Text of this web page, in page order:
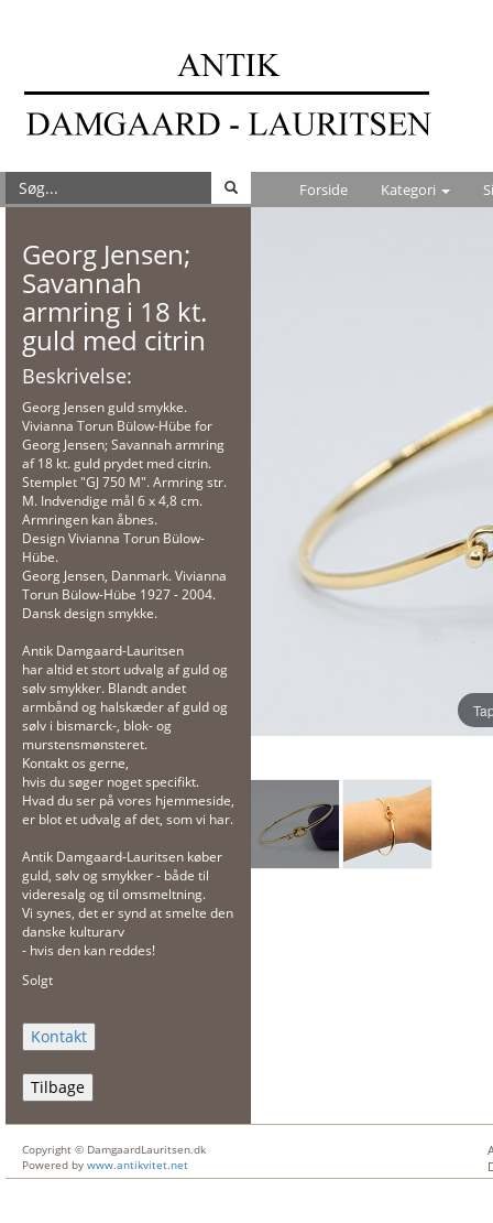
Forside Kategori
Georg Jensen;
Savannah
armring i 18 kt.
guld med citrin
Beskrivelse:
Georg Jensen guld smykke.
Vivianna Torun Bülow-Hübe for
Georg Jensen; Savannah armring
af 18 kt. guld prydet med citrin.
Stemplet "GJ 750 M". Armring str.
M. Indvendige mål 6 x 4,8 cm.
Armringen kan åbnes.
Design Vivianna Torun Bülow-
Hübe.
Georg Jensen, Danmark. Vivianna
Torun Bülow-Hübe 1927 - 2004.
Dansk design smykke.
Antik Damgaard-Lauritsen
har altid et stort udvalg af guld og
sølv smykker. Blandt andet
armbånd og halskæder af guld og
sølv i bismarck-, blok- og
murstensmønsteret.
Kontakt os gerne,
hvis du søger noget specifikt.
Hvad du ser på vores hjemmeside,
er blot et udvalg af det, som vi har.
Antik Damgaard-Lauritsen køber
guld, sølv og smykker - både til
videresalg og til omsmeltning.
Vi synes, det er synd at smelte den
danske kulturarv
- hvis den kan reddes!
Solgt
Tilbage
Copyright © DamgaardLauritsen.dk
Powered by www.antikvitet.net